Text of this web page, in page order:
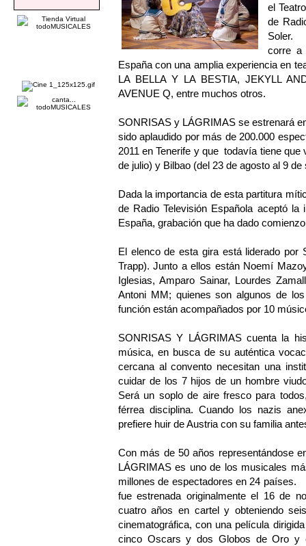
el
de
Soler.
corre a
España con una amplia experiencia en
LA BELLA Y LA BESTIA, JEKYLL
AVENUE Q, entre muchos otros.
SONRISAS y LÁGRIMAS se estrenará
sido aplaudido por más de 200.000
2011 en Tenerife y que todavía tiene que
de julio) y Bilbao (del 23 de agosto al 9 de
Dada la importancia de esta partitura
de Radio Televisión Española aceptó
España, grabación que ha dado
El elenco de esta gira está liderado por
Trapp). Junto a ellos están Noemí
Iglesias, Amparo Sainar, Lourdes
Antoni MM; quienes son algunos de
función están acompañados por 10
SONRISAS Y LÁGRIMAS cuenta la
música, en busca de su auténtica
cercana al convento necesitan una
cuidar de los 7 hijos de un hombre
Será un soplo de aire fresco para
férrea disciplina. Cuando los nazis
prefiere huir de Austria con su familia
Con más de 50 años representándose
LÁGRIMAS es uno de los musicales
millones de espectadores en 24
fue estrenada originalmente el 16 de
cuatro años en cartel y obteniendo
cinematográfica, con una película
cinco Oscars y dos Globos de Oro y